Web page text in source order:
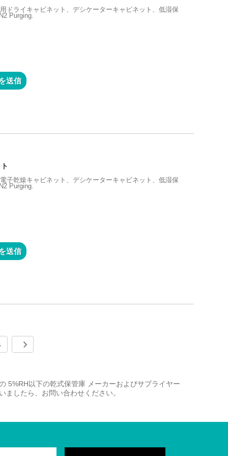
ドライキャビネット、デシケーターキャビネット、低湿保
Purging.
送信
子乾燥キャビネット、デシケーターキャビネット、低湿保
Purging.
送信
5%RH以下の乾式保管庫 メーカーおよびサプライヤー
したら、お問い合わせください。